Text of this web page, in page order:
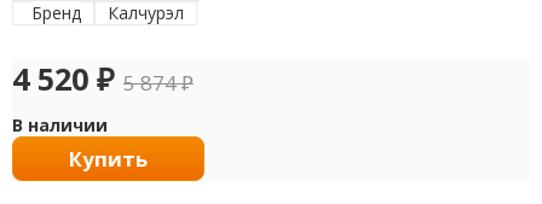
Бренд
Калчурэл
4 520 ₽ 5 874₽
В наличии
Купить